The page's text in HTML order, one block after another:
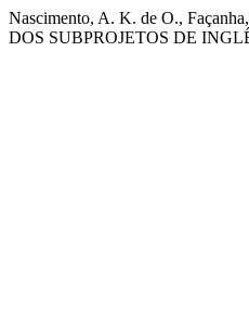
Nascimento, A. K. de O.,
DOS SUBPROJETOS DE